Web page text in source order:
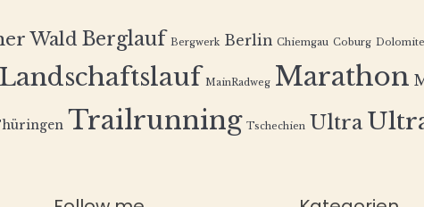
Wald Berglauf Bergwerk Berlin Chiemgau Coburg
Landschaftslauf MainRadweg Marathon
Trailrunning Tschechien Ultra